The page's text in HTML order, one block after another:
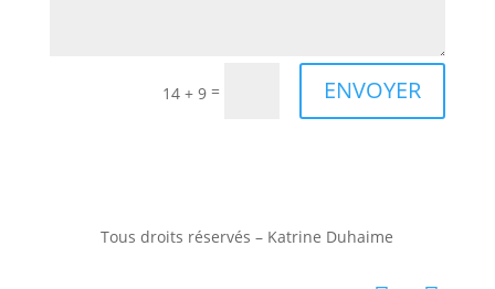
14 + 9 = ENVOYER
Tous droits réservés – Katrine Duhaime